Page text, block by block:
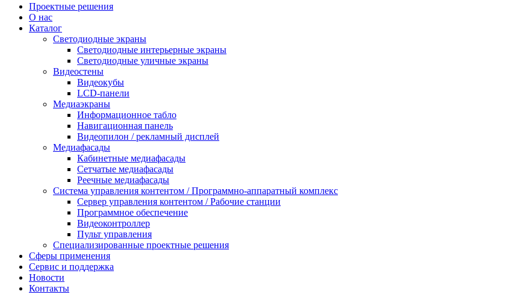
Проектные решения
О нас
Каталог
Светодиодные экраны
Светодиодные интерьерные экраны
Светодиодные уличные экраны
Видеостены
Видеокубы
LCD-панели
Медиаэкраны
Информационное табло
Навигационная панель
Видеопилон / рекламный дисплей
Медиафасады
Кабинетные медиафасады
Сетчатые медиафасады
Реечные медиафасады
Система управления контентом / Программно-аппаратный комплекс
Сервер управления контентом / Рабочие станции
Программное обеспечение
Видеоконтроллер
Пульт управления
Специализированные проектные решения
Сферы применения
Сервис и поддержка
Новости
Контакты